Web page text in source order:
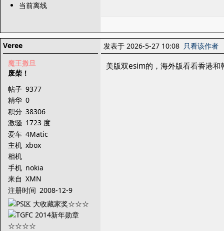
当前离线
Veree
魔王撒旦
废柴！
帖子 9377
精华 0
积分 38306
激骚 1723 度
爱车 4Matic
主机 xbox
相机
手机 nokia
来自 XMN
注册时间 2008-12-9
发表于 2026-5-27 10:08 只看该作者
美版双esim的，海外版看看香港和